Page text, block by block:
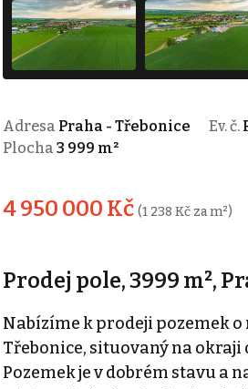
Adresa Praha - Třebonice Ev. č.
Plocha 3 999 m²
4 950 000 Kč (1 238 Kč za m²)
Prodej pole, 3999 m²,
Nabízíme k prodeji pozemek
Třebonice, situovaný na okraji
Pozemek je v dobrém stavu